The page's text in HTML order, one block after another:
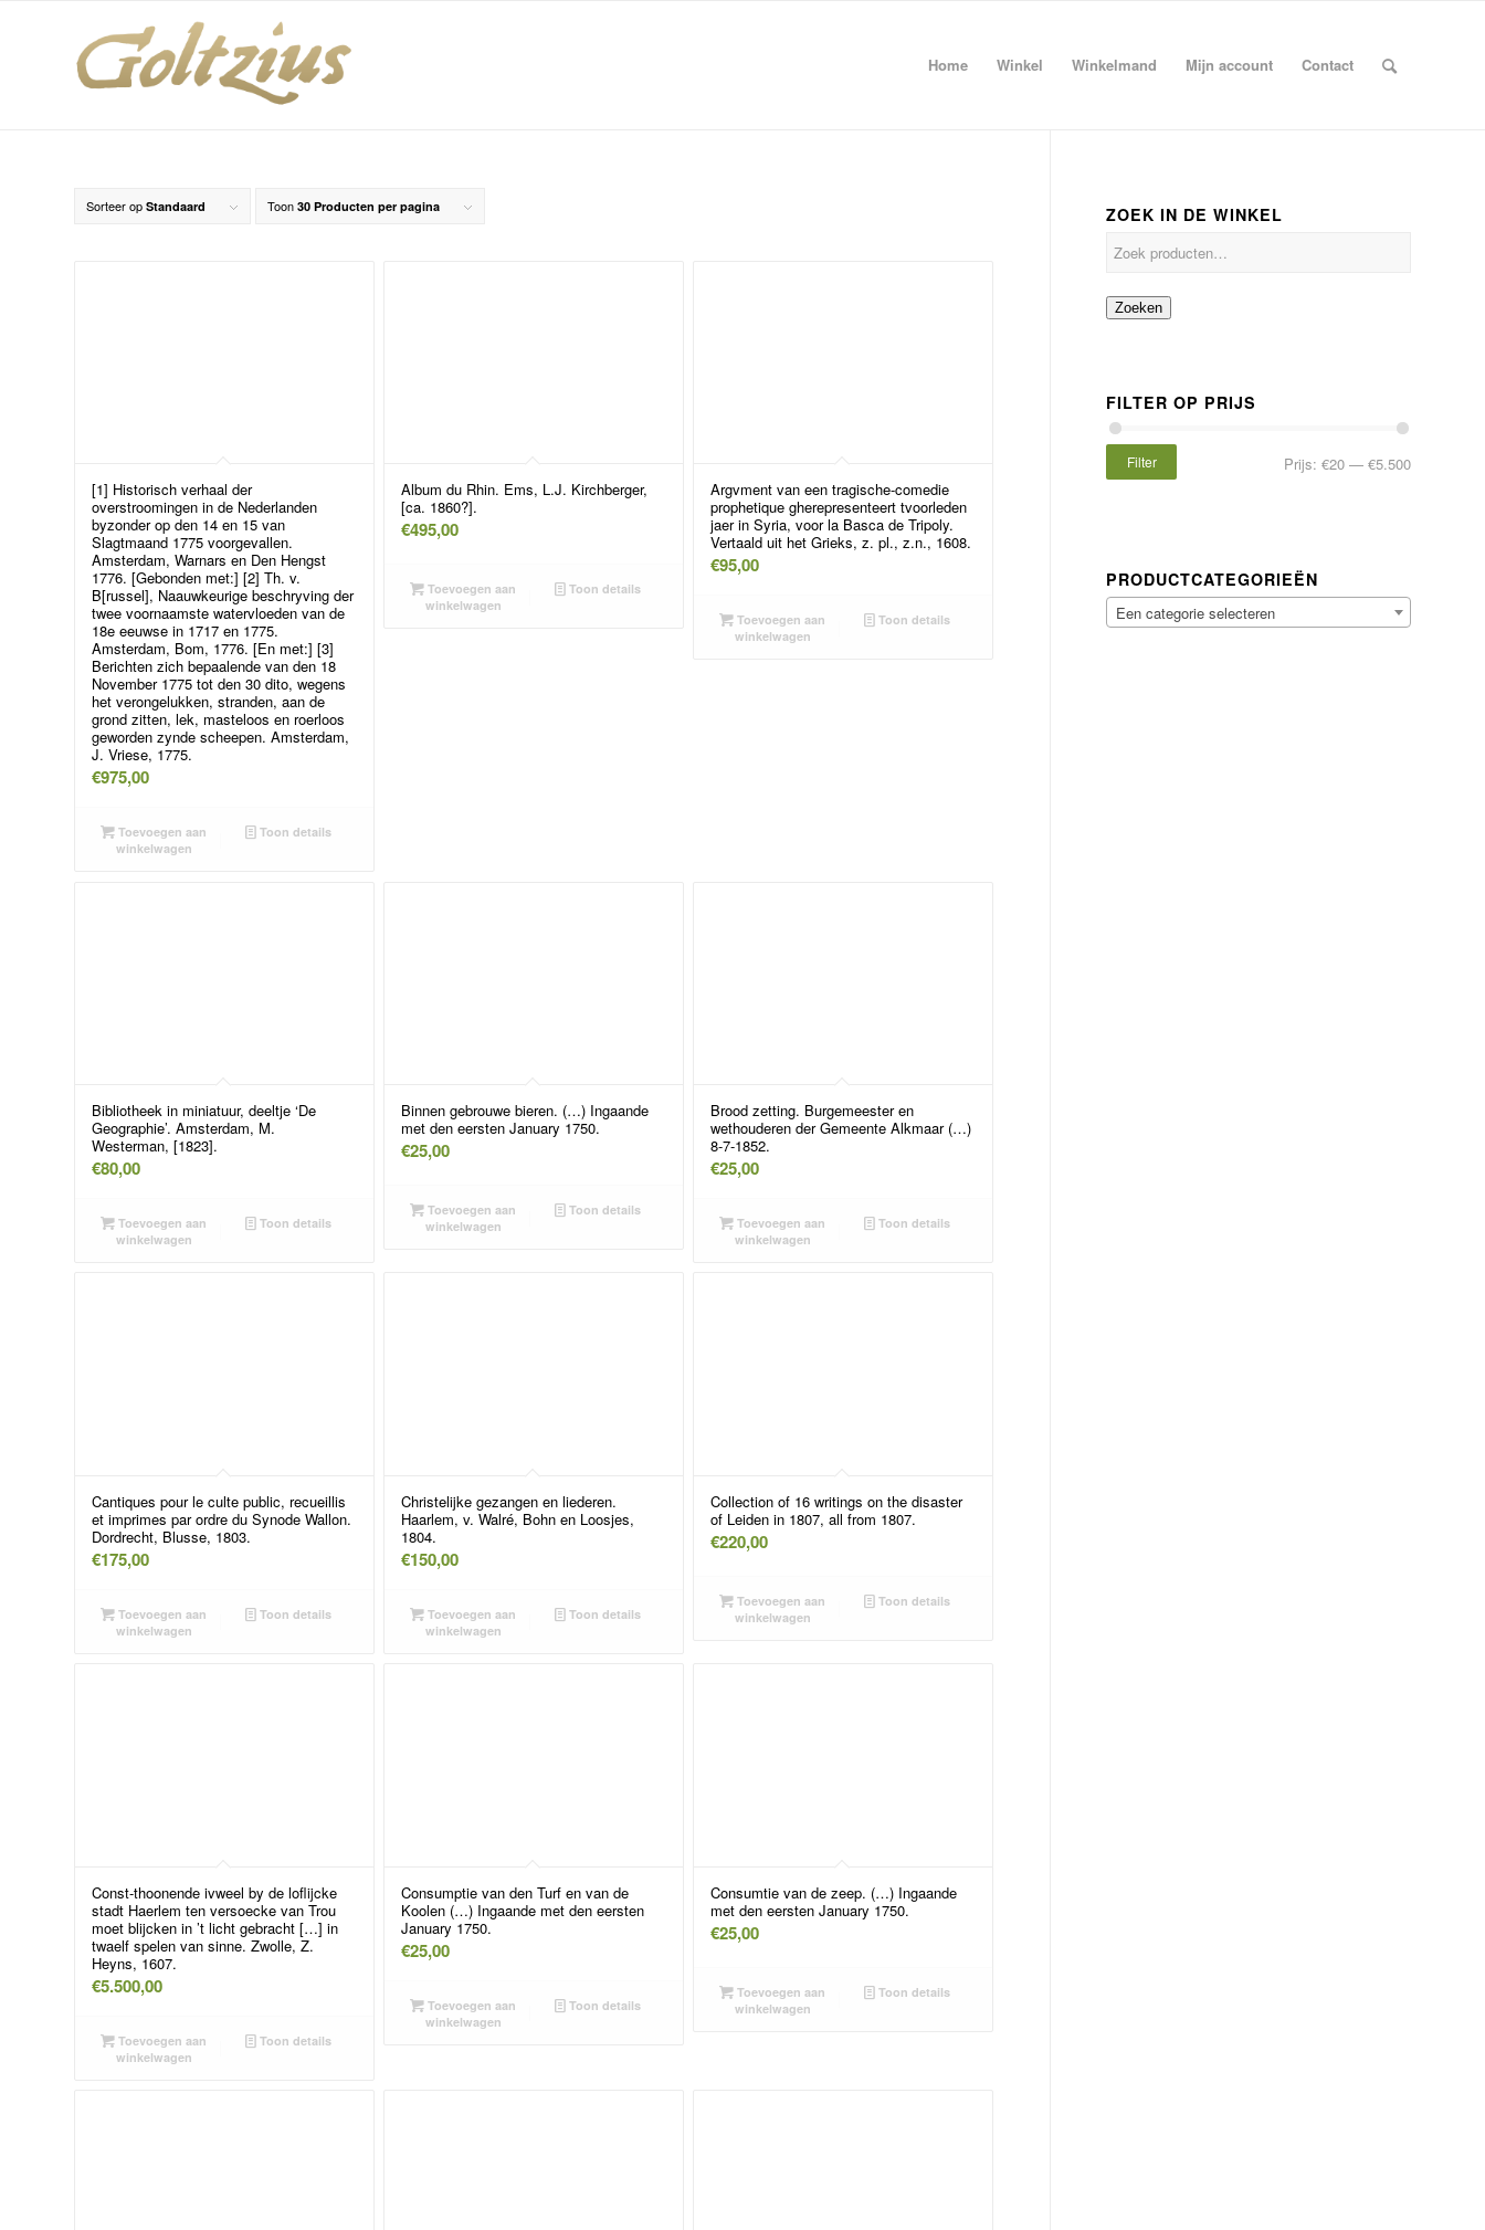
Home Winkel Winkelmand Mijn account Contact
Sorteer op Standaard Toon 30 Producten per pagina
[1] Historisch verhaal der
overstroomingen in de Nederlanden
byzonder op den 14 en 15 van
Slagtmaand 1775 voorgevallen.
Amsterdam, Warnars en Den Hengst
1776. [Gebonden met:] [2] Th. v.
B[russel], Naauwkeurige beschryving der
twee voornaamste watervloeden van de
18e eeuwse in 1717 en 1775.
Amsterdam, Bom, 1776. [En met:] [3]
Berichten zich bepaalende van den 18
November 1775 tot den 30 dito, wegens
het verongelukken, stranden, aan de
grond zitten, lek, masteloos en roerloos
geworden zynde scheepen. Amsterdam,
J. Vriese, 1775.
€975,00
Toevoegen aan
winkelwagen
Toon details
Album du Rhin. Ems, L.J. Kirchberger,
[ca. 1860?].
€495,00
Toevoegen aan
winkelwagen
Toon details
Argvment van een tragische-comedie
prophetique gherepresenteert tvoorleden
jaer in Syria, voor la Basca de Tripoly.
Vertaald uit het Grieks, z. pl., z.n., 1608.
€95,00
Toevoegen aan
winkelwagen
Toon details
Bibliotheek in miniatuur, deeltje ‘De
Geographie’. Amsterdam, M.
Westerman, [1823].
€80,00
Toevoegen aan
winkelwagen
Toon details
Binnen gebrouwe bieren. (…) Ingaande
met den eersten January 1750.
€25,00
Toevoegen aan
winkelwagen
Toon details
Brood zetting. Burgemeester en
wethouderen der Gemeente Alkmaar (…)
8-7-1852.
€25,00
Toevoegen aan
winkelwagen
Toon details
Cantiques pour le culte public, recueillis
et imprimes par ordre du Synode Wallon.
Dordrecht, Blusse, 1803.
€175,00
Toevoegen aan
winkelwagen
Toon details
Christelijke gezangen en liederen.
Haarlem, v. Walré, Bohn en Loosjes,
1804.
€150,00
Toevoegen aan
winkelwagen
Toon details
Collection of 16 writings on the disaster
of Leiden in 1807, all from 1807.
€220,00
Toevoegen aan
winkelwagen
Toon details
Const-thoonende ivweel by de loflijcke
stadt Haerlem ten versoecke van Trou
moet blijcken in ’t licht gebracht […] in
twaelf spelen van sinne. Zwolle, Z.
Heyns, 1607.
€5.500,00
Toevoegen aan
winkelwagen
Toon details
Consumptie van den Turf en van de
Koolen (…) Ingaande met den eersten
January 1750.
€25,00
Toevoegen aan
winkelwagen
Toon details
Consumtie van de zeep. (…) Ingaande
met den eersten January 1750.
€25,00
Toevoegen aan
winkelwagen
Toon details
ZOEK IN DE WINKEL
Zoeken
FILTER OP PRIJS
Filter Prijs: €20 — €5.500
PRODUCTCATEGORIEËN
Een categorie selecteren